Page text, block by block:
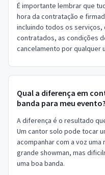
É importante lembrar que
hora da contratação e
incluindo todos os
contratados, as condições
cancelamento por qualquer
Qual a diferença em
banda para meu evento?
A diferença é o resultado
Um cantor solo pode tocar
acompanhar com a voz
grande showman, mas
uma boa banda.